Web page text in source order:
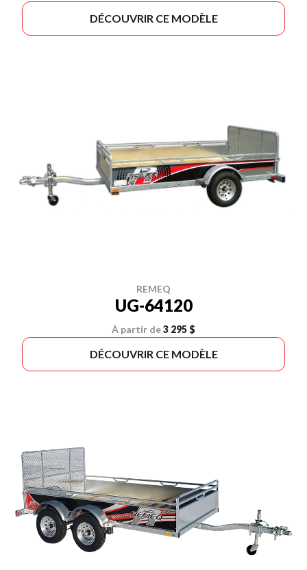
DÉCOUVRIR CE MODÈLE
REMEQ
UG-64120
À partir de3 295 $
DÉCOUVRIR CE MODÈLE